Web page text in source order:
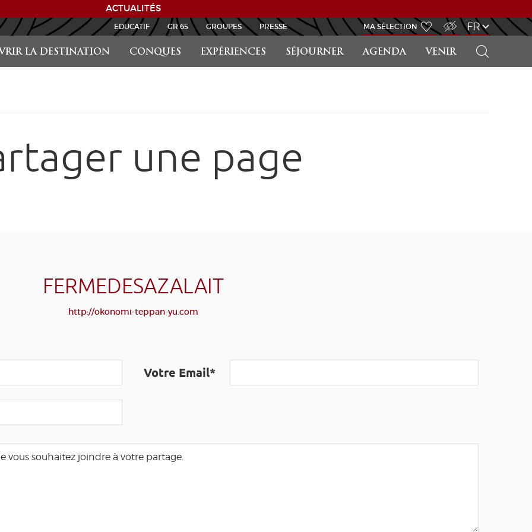
ACTUALITÉS
LA DESTINATION CONQUES EXPÉRIENCES SÉJOURNER AGENDA VENIR
EDUCATIF GR 65 GROUPES PRESSE MA SÉLECTION FR
une page
FERMEDESAZALAIT
http://okonomi-teppan-yu.com
Votre Email*